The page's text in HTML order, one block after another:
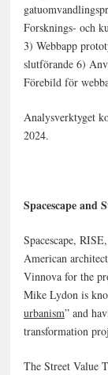
Forsknings- och
3) Webbapp
slutförande 6)
Förebild för
Analysverktyget
2024.
Spacescape and
Spacescape,
American
Vinnova for the
Mike Lydon is
urbanism” and
transformation
The Street Value